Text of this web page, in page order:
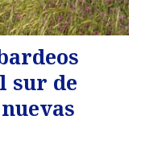
sur de